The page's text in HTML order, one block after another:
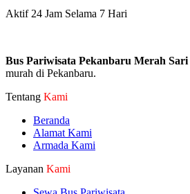
Aktif 24 Jam Selama 7 Hari
Bus Pariwisata Pekanbaru Merah Sari
murah di Pekanbaru.
Tentang Kami
Beranda
Alamat Kami
Armada Kami
Layanan Kami